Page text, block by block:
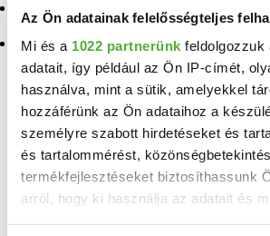
Az Ön adatainak felelősségteljes
Mi és a 1022 partnerünk feldolgozzuk
adatait, így például az Ön IP-címét,
használva, mint a sütik, amelyekkel
hozzáférünk az Ön adataihoz a
személyre szabott hirdetéseket és
és tartalommérést,
termékfejlesztéseket biztosíthassunk
arról, hogy ki használja az adatait és
Eladó ingatlan Kapolcs
Eladó ingatlan Pápateszér
+36 30 275
Kovács József
referens